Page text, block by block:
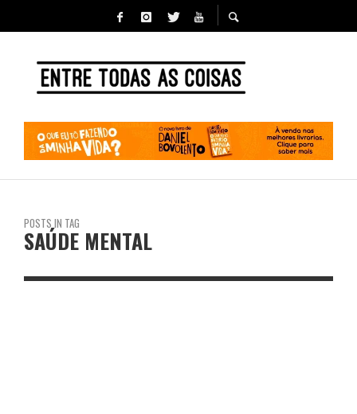
POSTS IN TAG
SAÚDE MENTAL